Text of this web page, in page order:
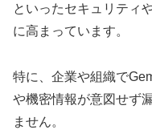
といったセキュリティ
に高まっています。
特に、企業や組織で
や機密情報が意図せず
ません。